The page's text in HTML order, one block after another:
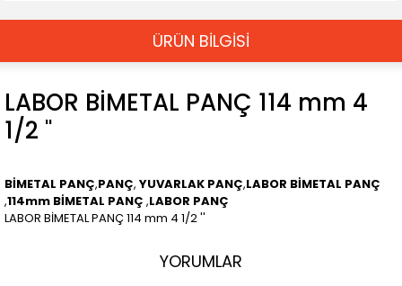
ÜRÜN BİLGİSİ
LABOR BİMETAL PANÇ 114 mm 4
1/2 ''
BİMETAL PANÇ,PANÇ, YUVARLAK PANÇ,LABOR BİMETAL PANÇ
,114mm BİMETAL PANÇ ,LABOR PANÇ
LABOR BİMETAL PANÇ 114 mm 4 1/2 ''
YORUMLAR